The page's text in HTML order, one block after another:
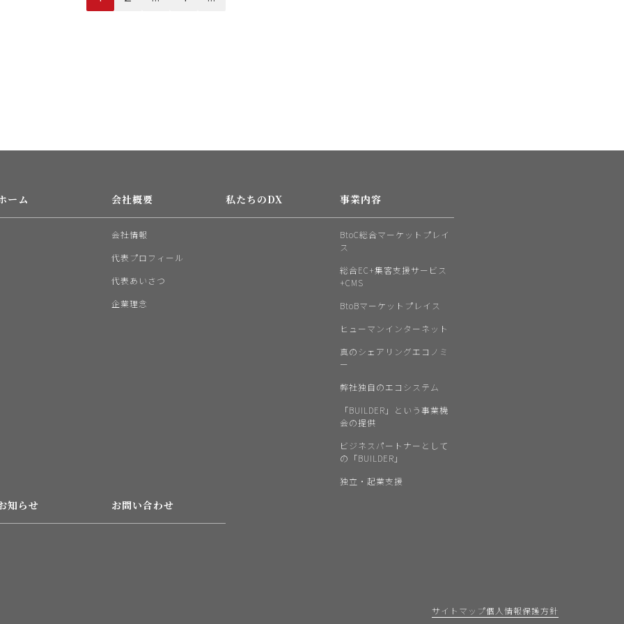
ーム 会社概要
会社情報
代表プロフィール
代表あいさつ
企業理念
私たちのDX 事業内容
BtoC総合マーケットプレイ
ス
総合EC+集客支援サービス
+CMS
BtoBマーケットプレイス
ヒューマンインターネット
真のシェアリングエコノミ
ー
弊社独自のエコシステム
「BUILDER」という事業機
会の提供
ビジネスパートナーとして
の「BUILDER」
独立・起業支援
知らせ お問い合わせ
サイトマップ個人情報保護方針